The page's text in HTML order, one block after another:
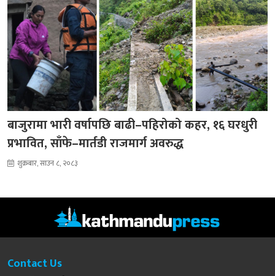
बाजुरामा भारी वर्षापछि बाढी–पहिरोको कहर, १६ घरधुरी
प्रभावित, साँफे–मार्तडी राजमार्ग अवरुद्ध
शुक्रबार, साउन ८, २०८३
Contact Us